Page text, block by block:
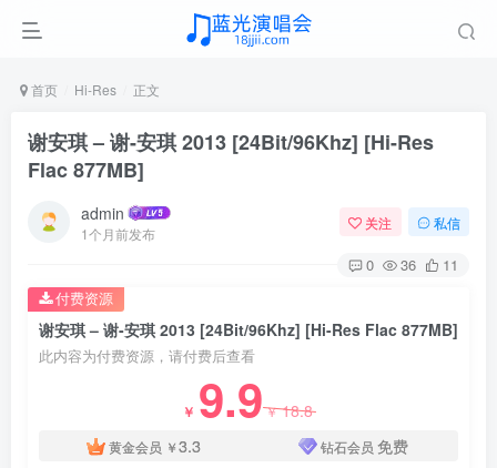
首页 Hi-Res 正文
谢安琪 – 谢-安琪 2013 [24Bit/96Khz] [Hi-Res
Flac 877MB]
admin
1个月前发布
关注 私信
0 36 11
谢安琪 – 谢-安琪 2013 [24Bit/96Khz] [Hi-Res Flac 877MB]
此内容为付费资源，请付费后查看
￥ 9.9￥18.8
黄金会员 ￥3.3 钻石会员 免费
付费资源